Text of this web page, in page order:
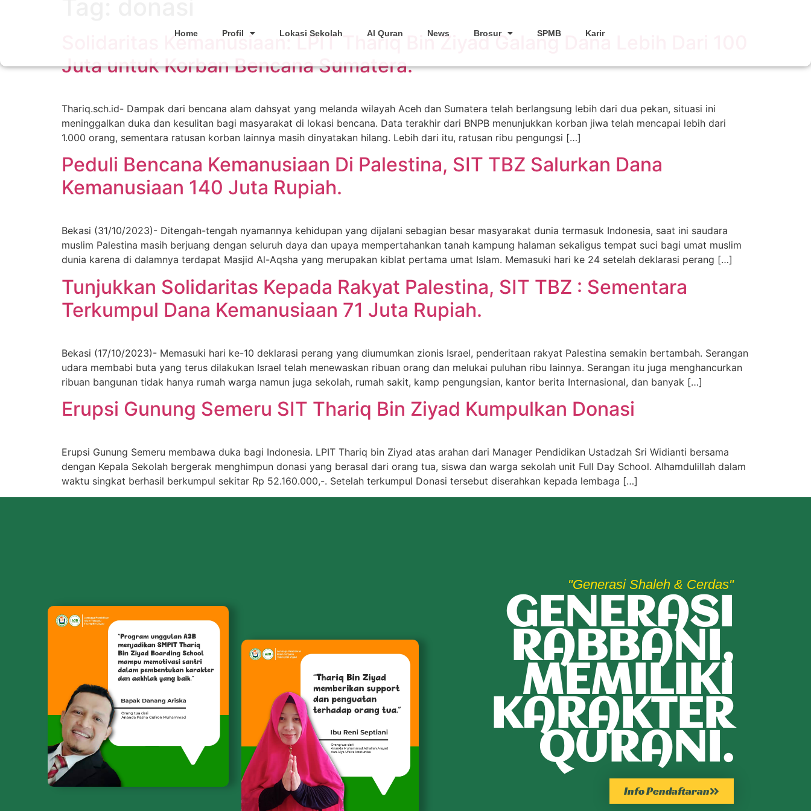
Home Profil Lokasi Sekolah Al Quran News Brosur SPMB Karir
Solidaritas Kemanusiaan: LPIT Thariq Bin Ziyad Galang Dana Lebih Dari 100
Juta untuk Korban Bencana Sumatera.
Thariq.sch.id- Dampak dari bencana alam dahsyat yang melanda wilayah Aceh dan Sumatera telah berlangsung lebih dari dua pekan, situasi ini
meninggalkan duka dan kesulitan bagi masyarakat di lokasi bencana. Data terakhir dari BNPB menunjukkan korban jiwa telah mencapai lebih dari
1.000 orang, sementara ratusan korban lainnya masih dinyatakan hilang. Lebih dari itu, ratusan ribu pengungsi […]
Peduli Bencana Kemanusiaan Di Palestina, SIT TBZ Salurkan Dana
Kemanusiaan 140 Juta Rupiah.
Bekasi (31/10/2023)- Ditengah-tengah nyamannya kehidupan yang dijalani sebagian besar masyarakat dunia termasuk Indonesia, saat ini saudara
muslim Palestina masih berjuang dengan seluruh daya dan upaya mempertahankan tanah kampung halaman sekaligus tempat suci bagi umat muslim
dunia karena di dalamnya terdapat Masjid Al-Aqsha yang merupakan kiblat pertama umat Islam. Memasuki hari ke 24 setelah deklarasi perang […]
Tunjukkan Solidaritas Kepada Rakyat Palestina, SIT TBZ : Sementara
Terkumpul Dana Kemanusiaan 71 Juta Rupiah.
Bekasi (17/10/2023)- Memasuki hari ke-10 deklarasi perang yang diumumkan zionis Israel, penderitaan rakyat Palestina semakin bertambah. Serangan
udara membabi buta yang terus dilakukan Israel telah menewaskan ribuan orang dan melukai puluhan ribu lainnya. Serangan itu juga menghancurkan
ribuan bangunan tidak hanya rumah warga namun juga sekolah, rumah sakit, kamp pengungsian, kantor berita Internasional, dan banyak […]
Erupsi Gunung Semeru SIT Thariq Bin Ziyad Kumpulkan Donasi
Erupsi Gunung Semeru membawa duka bagi Indonesia. LPIT Thariq bin Ziyad atas arahan dari Manager Pendidikan Ustadzah Sri Widianti bersama
dengan Kepala Sekolah bergerak menghimpun donasi yang berasal dari orang tua, siswa dan warga sekolah unit Full Day School. Alhamdulillah dalam
waktu singkat berhasil berkumpul sekitar Rp 52.160.000,-. Setelah terkumpul Donasi tersebut diserahkan kepada lembaga […]
"Generasi Shaleh & Cerdas"
GENERASI
RABBANI,
MEMILIKI
KARAKTER
QURANI.
Info Pendaftaran